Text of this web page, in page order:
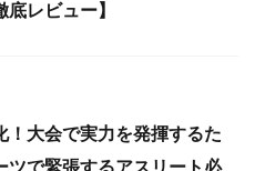
レビュー】
！大会で実力を発揮するた
ツで緊張するアスリート必